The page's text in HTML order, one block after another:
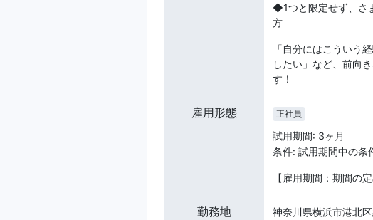
◆1つと限定せず、さ
方
「自分にはこういう
したい」など、前向
す！
雇用形態 正社員
試用期間: 3ヶ月
条件: 試用期間中の条
【雇用期間：期間の定
勤務地 神奈川県横浜市港北